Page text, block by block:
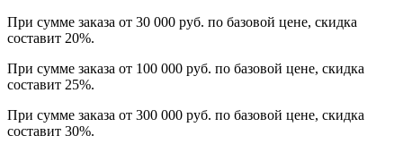
При сумме заказа от 30 000 руб. по базовой цене, скидка
составит 20%.
При сумме заказа от 100 000 руб. по базовой цене, скидка
составит 25%.
При сумме заказа от 300 000 руб. по базовой цене, скидка
составит 30%.